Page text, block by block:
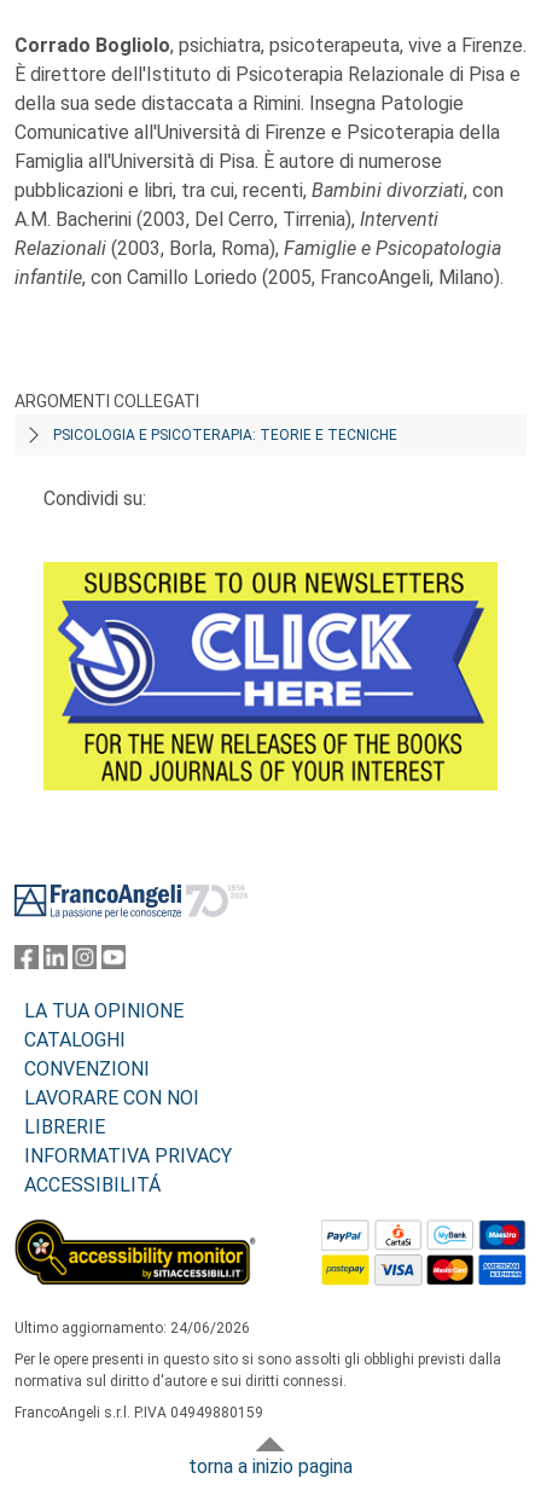
Corrado Bogliolo, psichiatra, psicoterapeuta, vive a Firenze.
È direttore dell'Istituto di Psicoterapia Relazionale di Pisa e
della sua sede distaccata a Rimini. Insegna Patologie
Comunicative all'Università di Firenze e Psicoterapia della
Famiglia all'Università di Pisa. È autore di numerose
pubblicazioni e libri, tra cui, recenti, Bambini divorziati, con
A.M. Bacherini (2003, Del Cerro, Tirrenia), Interventi
Relazionali (2003, Borla, Roma), Famiglie e Psicopatologia
infantile, con Camillo Loriedo (2005, FrancoAngeli, Milano).
ARGOMENTI COLLEGATI
PSICOLOGIA E PSICOTERAPIA: TEORIE E TECNICHE
Condividi su:
LA TUA OPINIONE
CATALOGHI
CONVENZIONI
LAVORARE CON NOI
LIBRERIE
INFORMATIVA PRIVACY
ACCESSIBILITÁ
Ultimo aggiornamento: 24/06/2026
Per le opere presenti in questo sito si sono assolti gli obblighi previsti dalla
normativa sul diritto d'autore e sui diritti connessi.
FrancoAngeli s.r.l. P.IVA 04949880159
torna a inizio pagina